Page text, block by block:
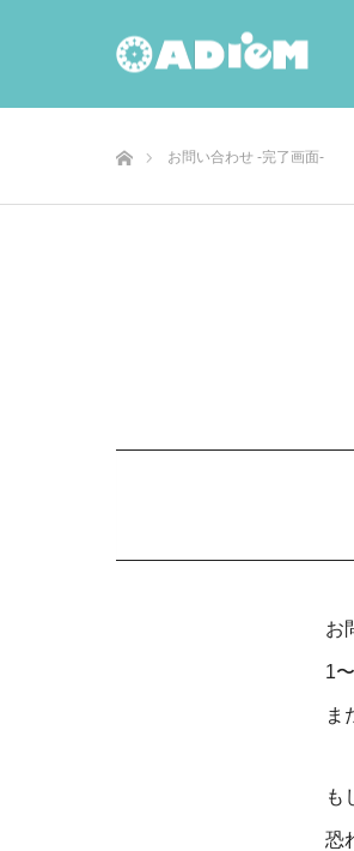
お問い合わせ -完了画面-
お
1
ま
も
恐